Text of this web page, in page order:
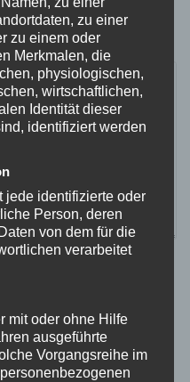
zu einer
zu einem oder
Merkmalen, die
physiologischen,
wirtschaftlichen,
Identität dieser
identifiziert werden
jede identifizierte oder
Person, deren
von dem für die
verarbeitet
mit oder ohne Hilfe
ausgeführte
Vorgangsreihe im